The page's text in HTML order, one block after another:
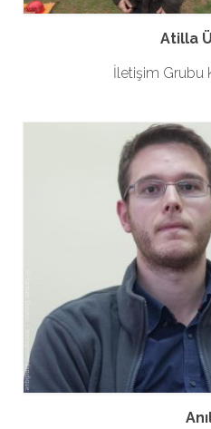
Atilla
İletişim Grubu
Anıl